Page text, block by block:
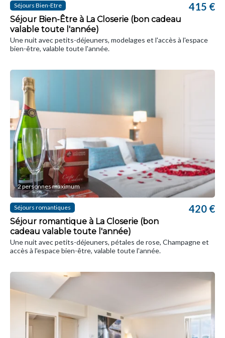
Séjours Bien-Etre
Séjour Bien-Être à La Closerie (bon cadeau
valable toute l'année)
415 €
Une nuit avec petits-déjeuners, modelages et l'accès à l'espace
bien-être, valable toute l'année.
2 personnes maximum
Séjours romantiques
Séjour romantique à La Closerie (bon
cadeau valable toute l'année)
420 €
Une nuit avec petits-déjeuners, pétales de rose, Champagne et
accès à l'espace bien-être, valable toute l'année.